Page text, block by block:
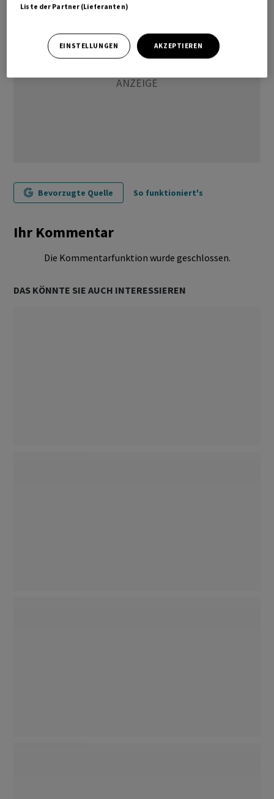
Bevorzugte Quelle So funktioniert's
Ihr Kommentar
Die Kommentarfunktion wurde geschlossen.
DAS KÖNNTE SIE AUCH INTERESSIEREN
Liste der Partner (Lieferanten)
EINSTELLUNGEN AKZEPTIEREN